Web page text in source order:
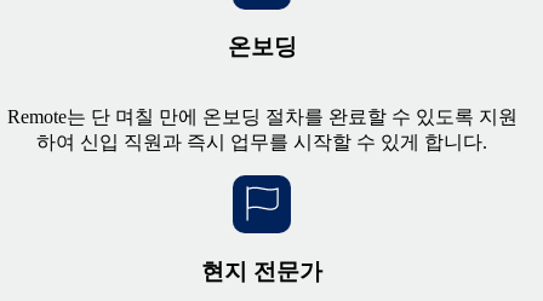
온보딩
Remote는 단 며칠 만에 온보딩 절차를 완료할 수 있도록 지원
하여 신입 직원과 즉시 업무를 시작할 수 있게 합니다.
현지 전문가